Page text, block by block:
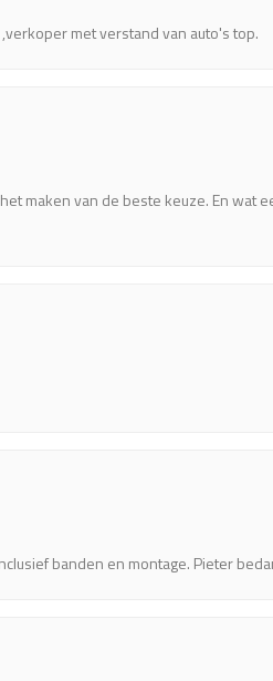
met verstand van auto's top.
maken van de beste keuze. En wat
banden en montage. Pieter